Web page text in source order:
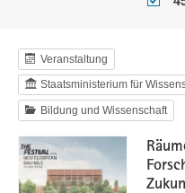
Veranstaltung
Staatsministerium für
Bildung und Wissenschaft